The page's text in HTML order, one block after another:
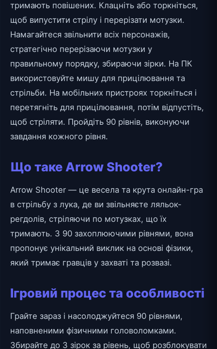
тримають повішених. Клацніть або торкніться,
щоб випустити стрілу і перерізати мотузки.
Намагайтеся звільнити всіх персонажів,
стратегічно перерізаючи мотузки у
правильному порядку, збираючи зірки. На ПК
використовуйте мишу для прицілювання та
стрільби. На мобільних пристроях торкніться і
перетягніть для прицілювання, потім відпустіть,
щоб стріляти. Пройдіть 90 рівнів, виконуючи
завдання кожного рівня.
Що таке Arrow Shooter?
Arrow Shooter — це весела та крута онлайн-гра
в стрільбу з лука, де ви звільняєте ляльок-
регдолів, стріляючи по мотузках, що їх
тримають. З 90 захоплюючими рівнями, вона
пропонує унікальний виклик на основі фізики,
який тримає гравців у захваті та розвазі.
Ігровий процес та особливості
Грайте зараз і насолоджуйтеся 90 рівнями,
наповненими фізичними головоломками.
Збирайте до 3 зірок за рівень, щоб розблокувати